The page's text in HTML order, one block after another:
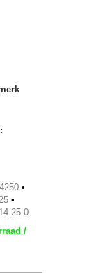
•
•
0
/